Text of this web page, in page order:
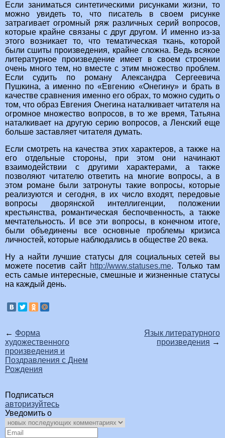
Если заниматься синтетическими рисунками жизни, то
можно увидеть то, что писатель в своем рисунке
затрагивает огромный ряж различных серий вопросов,
которые крайне связаны с друг другом. И именно из-за
этого возникает то, что тематическая ткань, которой
были сшиты произведения, крайне сложна. Ведь всякое
литературное произведение имеет в своем строении
очень много тем, но вместе с этим множество проблем.
Если судить по роману Александра Сергеевича
Пушкина, а именно по «Евгению «Онегину» и брать в
качестве сравнения именно его обрах, то можно судить о
том, что образ Евгения Онегина наталкивает читателя на
огромное множество вопросов, в то же время, Татьяна
наталкивает на другую серию вопросов, а Ленский еще
больше заставляет читателя думать.
Если смотреть на качества этих характеров, а также на
его отдельные стороны, при этом они начинают
взаимодействии с другими характерами, а также
позволяют читателю ответить на многие вопросы, а в
этом романе были затронуты такие вопросы, которые
реализуются и сегодня, в их число входят, передовые
вопросы дворянской интеллигенции, положении
крестьянства, романтическая беспочвенность, а также
мечтательность. И все эти вопросы, в конечном итоге,
были объединены все основные проблемы кризиса
личностей, которые наблюдались в обществе 20 века.
Ну а найти лучшие статусы для социальных сетей вы
можете посетив сайт http://www.statuses.me. Только там
есть самые интересные, смешные и жизненные статусы
на каждый день.
← Форма
художественного
произведения и
Поздравления с Днем
Рождения
Язык литературного
произведения →
Подписаться
авторизуйтесь
Уведомить о